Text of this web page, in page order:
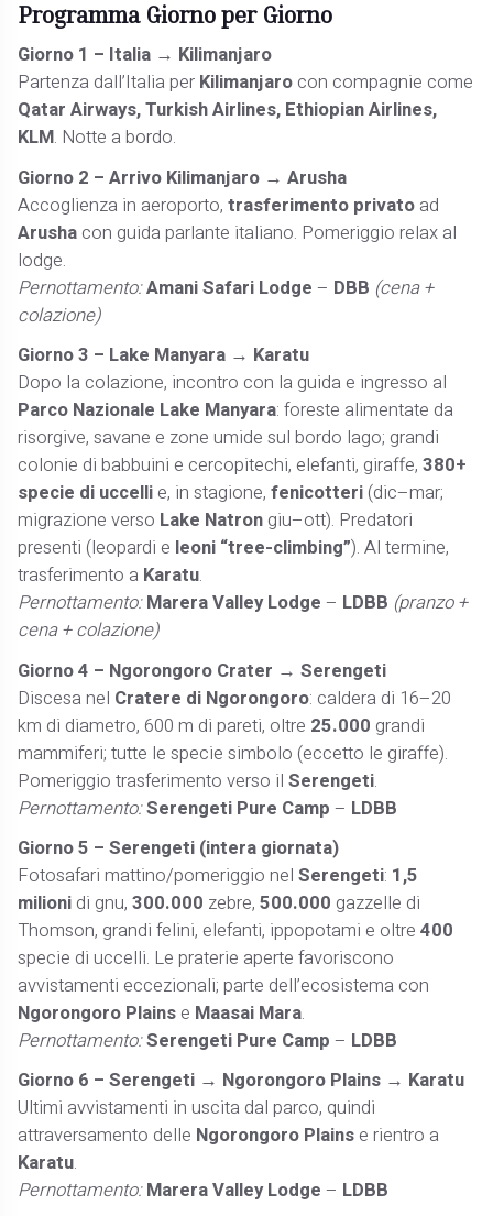
Programma Giorno per Giorno
Giorno 1 – Italia → Kilimanjaro
Partenza dall’Italia per Kilimanjarocon compagnie come
Qatar Airways, Turkish Airlines, Ethiopian Airlines,
KLM. Notte a bordo.
Giorno 2 – Arrivo Kilimanjaro → Arusha
Accoglienza in aeroporto,trasferimento privato ad
Arushacon guida parlante italiano. Pomeriggio relax al
lodge.
Pernottamento:Amani Safari Lodge – DBB (cena +
colazione)
Giorno 3 – Lake Manyara → Karatu
Dopo la colazione, incontro con la guida e ingresso al
Parco Nazionale Lake Manyara: foreste alimentate da
risorgive, savane e zone umide sul bordo lago; grandi
colonie di babbuini e cercopitechi, elefanti, giraffe,380+
specie di uccellie, in stagione,fenicotteri (dic–mar;
migrazione verso Lake Natron giu–ott). Predatori
presenti (leopardi e leoni “tree-climbing”). Al termine,
trasferimento a Karatu.
Pernottamento:Marera Valley Lodge – LDBB (pranzo +
cena + colazione)
Giorno 4 – Ngorongoro Crater → Serengeti
Discesa nel Cratere di Ngorongoro: caldera di 16–20
km di diametro, 600 m di pareti, oltre 25.000 grandi
mammiferi; tutte le specie simbolo (eccetto le giraffe).
Pomeriggio trasferimento verso ilSerengeti.
Pernottamento:Serengeti Pure Camp – LDBB
Giorno 5 – Serengeti (intera giornata)
Fotosafari mattino/pomeriggio nelSerengeti: 1,5
milioni di gnu,300.000 zebre,500.000 gazzelle di
Thomson, grandi felini, elefanti, ippopotami e oltre400
specie di uccelli. Le praterie aperte favoriscono
avvistamenti eccezionali; parte dell’ecosistema con
Ngorongoro Plainse Maasai Mara.
Pernottamento:Serengeti Pure Camp – LDBB
Giorno 6 – Serengeti → Ngorongoro Plains → Karatu
Ultimi avvistamenti in uscita dal parco, quindi
attraversamento delle Ngorongoro Plainse rientro a
Karatu.
Pernottamento:Marera Valley Lodge – LDBB